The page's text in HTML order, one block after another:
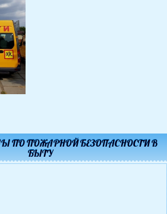
ПО ПОЖАРНОЙ БЕЗОПАСНОСТИ В
БЫТУ